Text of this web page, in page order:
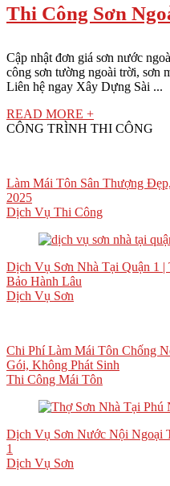
Thi Công Sơn
Cập nhật đơn giá sơn nước
công sơn tường ngoài trời, sơn
Liên hệ ngay Xây Dựng Sài ...
READ MORE +
CÔNG TRÌNH THI CÔNG
Làm Mái Tôn Sân Thượng
2025
Dịch Vụ Thi Công
Dịch Vụ Sơn Nhà Tại Quận 1
Bảo Hành Lâu
Dịch Vụ Sơn
Chi Phí Làm Mái Tôn Chống
Gói, Không Phát Sinh
Thi Công Mái Tôn
Dịch Vụ Sơn Nước Nội Ngoại
1
Dịch Vụ Sơn